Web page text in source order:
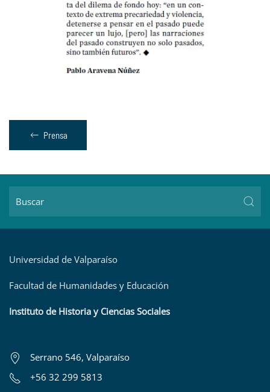
Prensa
Universidad de Valparaíso
Facultad de Humanidades y Educación
Instituto de Historia y Ciencias Sociales
Serrano 546, Valparaíso
+56 32 299 5813